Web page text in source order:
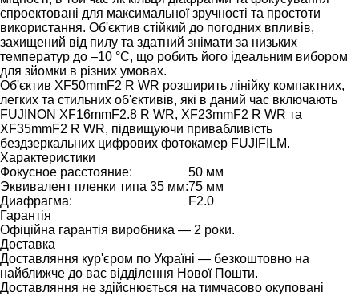
спроектовані для максимальної зручності та простоти
використання. Об'єктив стійкий до погодних впливів,
захищений від пилу та здатний знімати за низьких
температур до –10 °C, що робить його ідеальним вибором
для зйомки в різних умовах.
Об'єктив XF50mmF2 R WR розширить лінійку компактних,
легких та стильних об'єктивів, які в даний час включають
FUJINON XF16mmF2.8 R WR, XF23mmF2 R WR та
XF35mmF2 R WR, підвищуючи привабливість
бездзеркальних цифрових фотокамер FUJIFILM.
Характеристики
Фокусное расстояние:
50 мм
Эквивалент пленки типа 35 мм:75 мм
Диафрагма:
F2.0
Гарантія
Офіційна гарантія виробника — 2 роки.
Доставка
Доставляння кур'єром по Україні — безкоштовно на
найближче до вас відділення Нової Пошти.
Доставляння не здійснюється на тимчасово окуповані